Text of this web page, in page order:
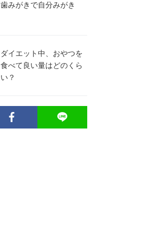
歯みがきで自分みがき
ダイエット中、おやつを
食べて良い量はどのくら
い？